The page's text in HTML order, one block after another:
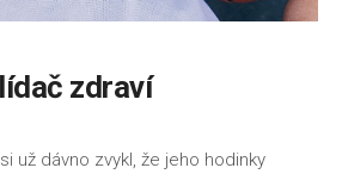
zdraví
už dávno zvykl, že jeho hodinky